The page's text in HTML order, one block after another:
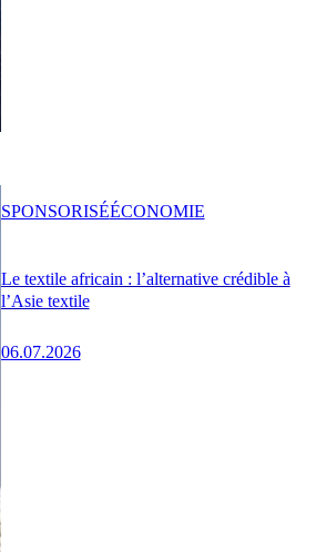
Le textile africain : l’alternative crédible à
l’Asie textile
06.07.2026
SPONSORISÉÉCONOMIE